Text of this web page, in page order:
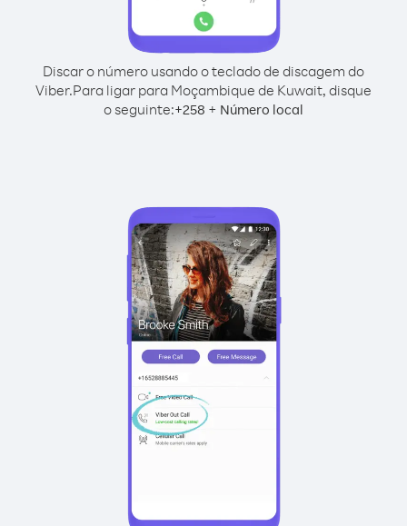
Discar o número usando o teclado de discagem do
Viber.Para ligar para Moçambique de Kuwait, disque
o seguinte:+258 + Número local